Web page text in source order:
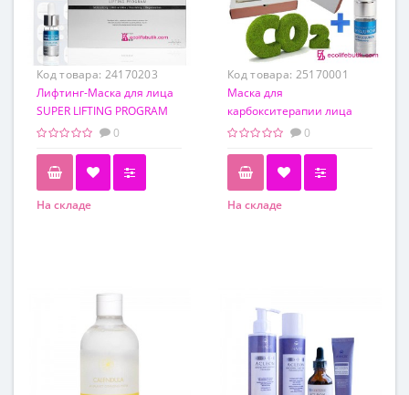
Код товара: 24170203
Лифтинг-Маска для лица
SUPER LIFTING PROGRAM
Picobio, 10 процедур+
0
На складе
Код товара: 25170001
Маска для
карбокситерапии лица
Riox NEO CO2 Carbon Mask
Гиалуроновая Кислота
Ramosu
0
На складе